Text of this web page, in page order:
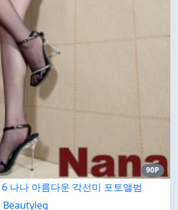
90P
나나 아름다운 각선미 포토앨범
Beautyleg